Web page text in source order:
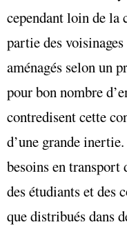
cependant loin de la
partie des
aménagés selon un
pour bon nombre
contredisent cette
d’une grande
besoins en transport
des étudiants et des
que distribués dans